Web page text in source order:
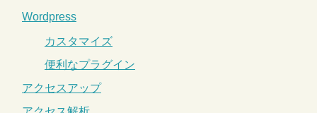
Wordpress
カスタマイズ
便利なプラグイン
アクセスアップ